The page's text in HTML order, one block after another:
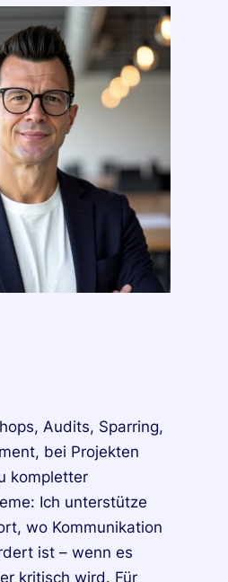
Audits, Sparring,
bei Projekten
kompletter
Ich unterstütze
wo Kommunikation
ist – wenn es
kritisch wird. Für